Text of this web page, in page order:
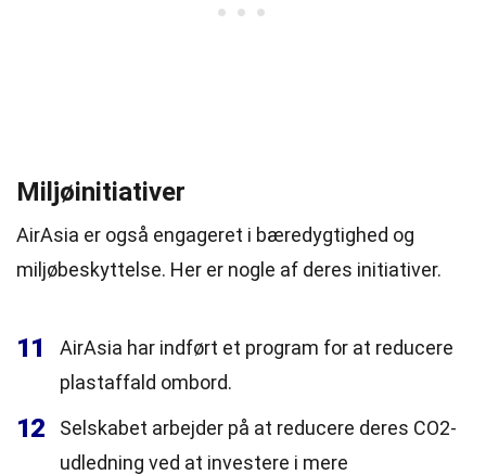
Miljøinitiativer
AirAsia er også engageret i bæredygtighed og
miljøbeskyttelse. Her er nogle af deres initiativer.
11
AirAsia har indført et program for at reducere
plastaffald ombord.
12
Selskabet arbejder på at reducere deres CO2-
udledning ved at investere i mere